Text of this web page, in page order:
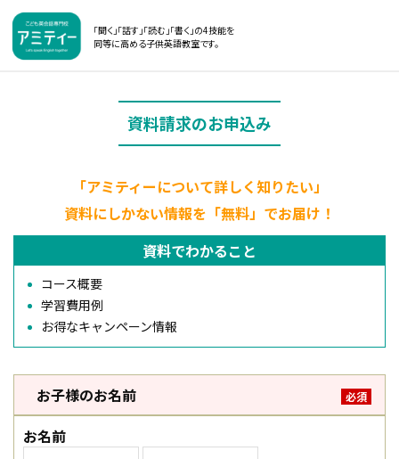
「聞く」「話す」「読む」「書く」の4技能を
同等に高める子供英語教室です。
資料請求のお申込み
「アミティーについて詳しく知りたい」
資料にしかない情報を「無料」でお届け！
資料でわかること
コース概要
学習費用例
お得なキャンペーン情報
お子様のお名前 必須
お名前